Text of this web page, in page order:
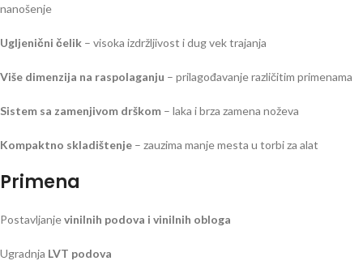
nanošenje
Ugljenični čelik – visoka izdržljivost i dug vek trajanja
Više dimenzija na raspolaganju – prilagođavanje različitim primenama
Sistem sa zamenjivom drškom – laka i brza zamena noževa
Kompaktno skladištenje – zauzima manje mesta u torbi za alat
Primena
Postavljanjevinilnih podova i vinilnih obloga
Ugradnja LVT podova